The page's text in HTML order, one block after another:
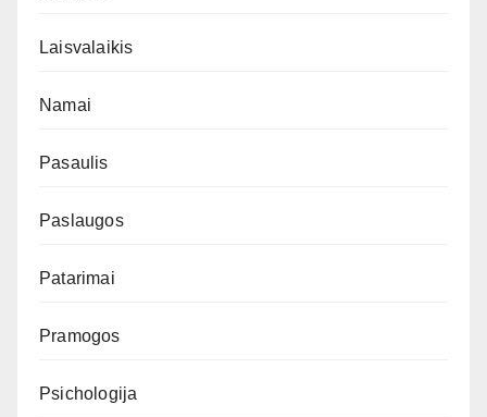
Laisvalaikis
Namai
Pasaulis
Paslaugos
Patarimai
Pramogos
Psichologija